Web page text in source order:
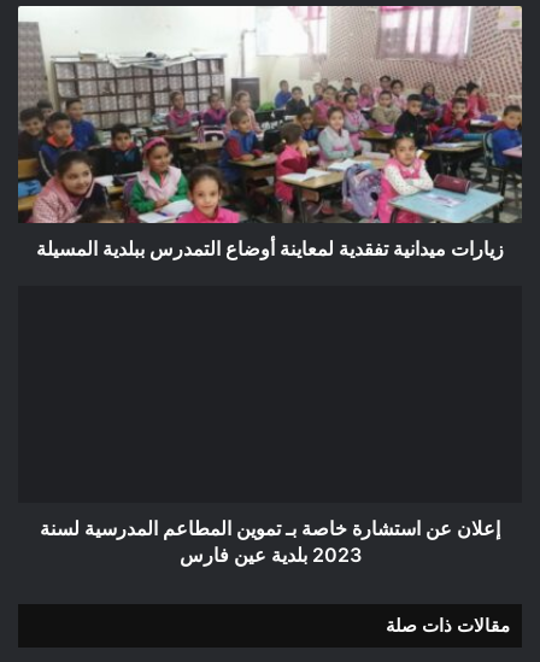
زيارات
ميدانية
تفقدية
لمعاينة
أوضاع
التمدرس
ببلدية
المسيلة
زيارات ميدانية تفقدية لمعاينة أوضاع التمدرس ببلدية المسيلة
2023
فارس
إعلان عن استشارة خاصة بـ تموين المطاعم المدرسية لسنة
2023 بلدية عين فارس
مقالات ذات صلة